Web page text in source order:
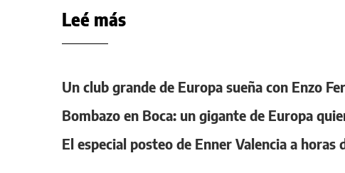
Leé más
Un club grande de Europa sueña con Enzo
Bombazo en Boca: un gigante de Europa
El especial posteo de Enner Valencia a horas